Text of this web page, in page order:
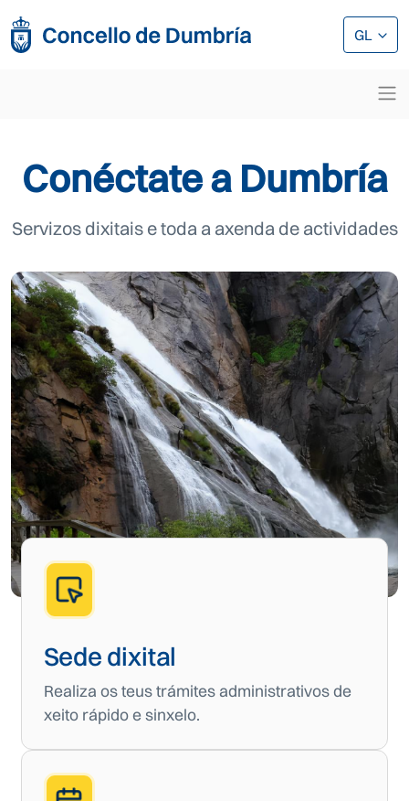
GL
Conéctate a Dumbría
Servizos dixitais e toda a axenda de actividades
Sede dixital
Realiza os teus trámites administrativos de
xeito rápido e sinxelo.